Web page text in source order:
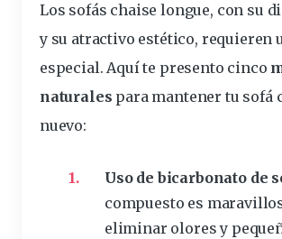
Los sofás chaise longue, con su
y su atractivo estético, requieren
especial. Aquí te presento cinco
naturales para mantener tu sofá
nuevo:
Uso de bicarbonato de
compuesto es
eliminar oloresy